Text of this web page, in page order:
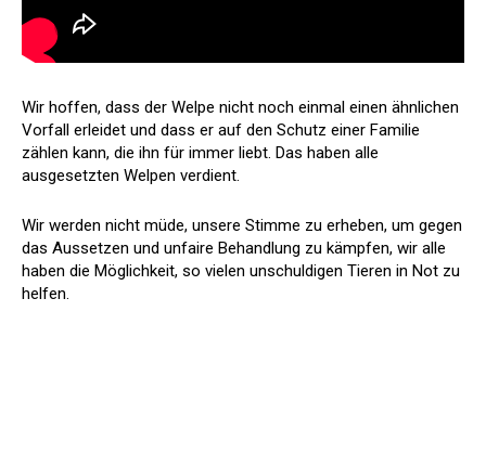
Wir hoffen, dass der Welpe nicht noch einmal einen ähnlichen
Vorfall erleidet und dass er auf den Schutz einer Familie
zählen kann, die ihn für immer liebt. Das haben alle
ausgesetzten Welpen verdient.
Wir werden nicht müde, unsere Stimme zu erheben, um gegen
das Aussetzen und unfaire Behandlung zu kämpfen, wir alle
haben die Möglichkeit, so vielen unschuldigen Tieren in Not zu
helfen.